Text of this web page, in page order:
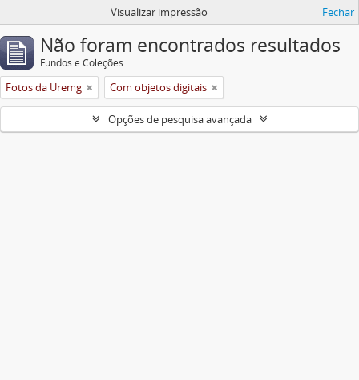
Visualizar impressão Fechar
Não foram encontrados resultados
Fundos e Coleções
Fotos da Uremg Com objetos digitais
Opções de pesquisa avançada